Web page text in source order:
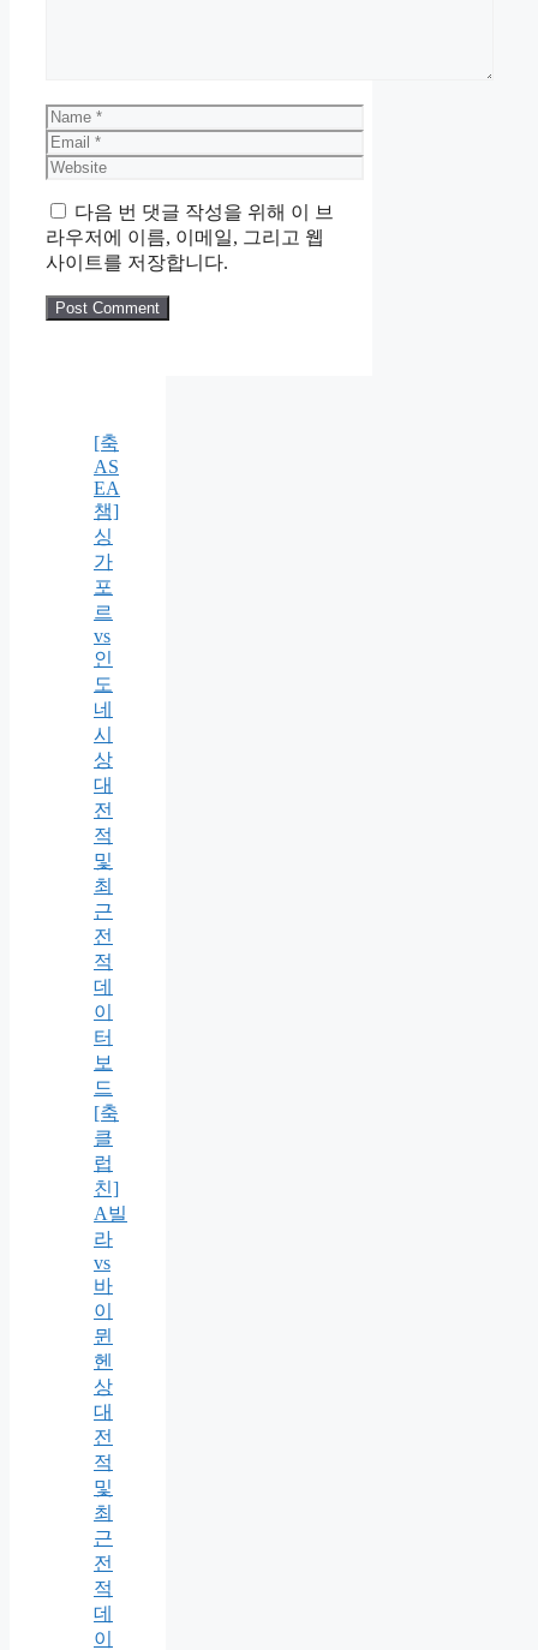
Name
Email
Website
다음 번 댓글 작성을 위해 이 브
라우저에 이름, 이메일, 그리고 웹
사이트를 저장합니다.
[축
AS
EA
챔]
싱
가
포
르
vs
인
도
네
시
상
대
전
적
및
최
근
전
적
데
이
터
보
드
[축
클
럽
친]
A빌
라
vs
바
이
뮌
헨
상
대
전
적
및
최
근
전
적
데
이